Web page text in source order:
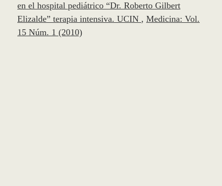
en el hospital pediátrico “Dr. Roberto Gilbert
Elizalde” terapia intensiva. UCIN , Medicina: Vol.
15 Núm. 1 (2010)